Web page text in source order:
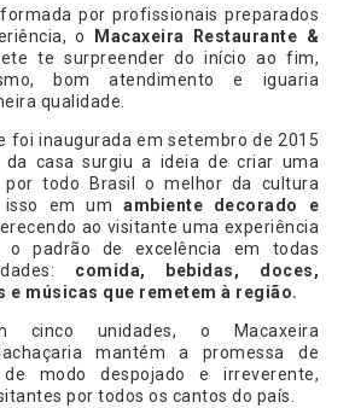
por profissionais preparados
o
Macaxeira Restaurante &
te surpreender do início ao fim,
bom atendimento e iguaria
qualidade.
foi inaugurada em setembro de 2015
casa surgiu a ideia de criar uma
por todo Brasil o melhor da cultura
isso em umambiente decorado e
ao visitante uma experiência
o padrão de excelência em todas
comida, bebidas, doces,
e músicas que remetem à região.
cinco unidades, o Macaxeira
mantém a promessa de
modo despojado e irreverente,
por todos os cantos do país.